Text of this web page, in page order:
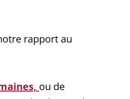
rapport au
ou de